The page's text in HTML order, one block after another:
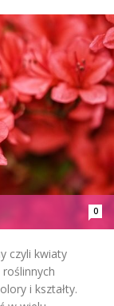
0
czyli kwiaty
i kształty.